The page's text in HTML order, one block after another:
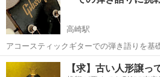
高崎駅
アコースティックギターでの弾き語りを基礎
ーニング？コード？弦の張替え？教則本を
いう方もご安心！ 何から始めていいかわか
群馬 高崎市 高崎駅 ギター
【求】古い人形譲っ